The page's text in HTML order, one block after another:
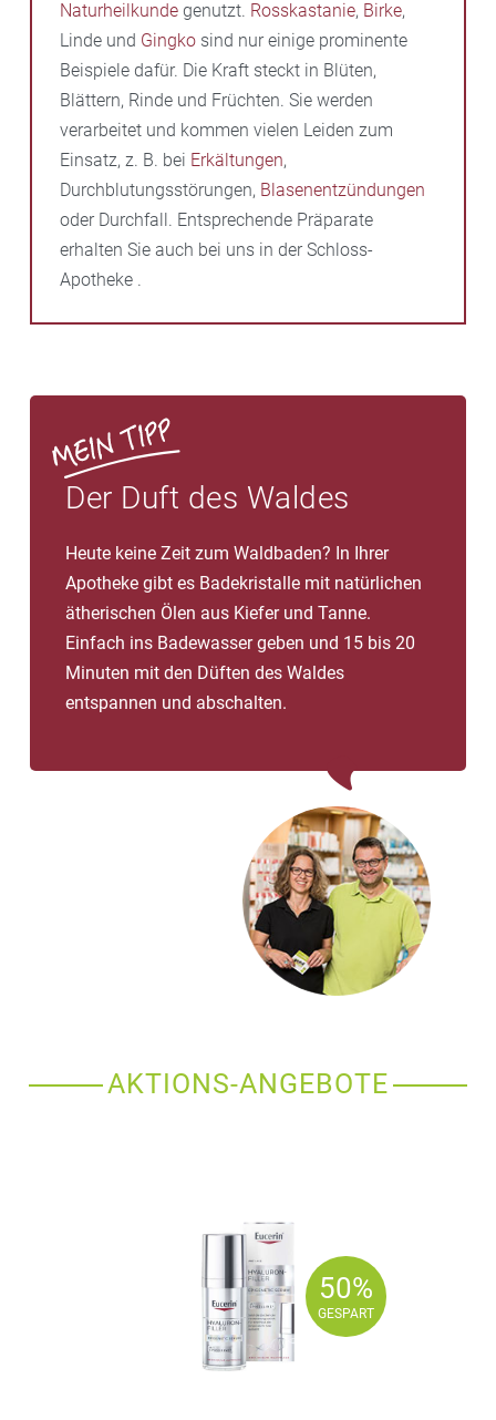
Naturheilkunde genutzt. Rosskastanie, Birke,
Linde und Gingko sind nur einige prominente
Beispiele dafür. Die Kraft steckt in Blüten,
Blättern, Rinde und Früchten. Sie werden
verarbeitet und kommen vielen Leiden zum
Einsatz, z. B. bei Erkältungen,
Durchblutungsstörungen, Blasenentzündungen
oder Durchfall. Entsprechende Präparate
erhalten Sie auch bei uns in der Schloss-
Apotheke .
Der Duft des Waldes
Heute keine Zeit zum Waldbaden? In Ihrer
Apotheke gibt es Badekristalle mit natürlichen
ätherischen Ölen aus Kiefer und Tanne.
Einfach ins Badewasser geben und 15 bis 20
Minuten mit den Düften des Waldes
entspannen und abschalten.
AKTIONS-ANGEBOTE
50%
GESPART
50%
GESPART